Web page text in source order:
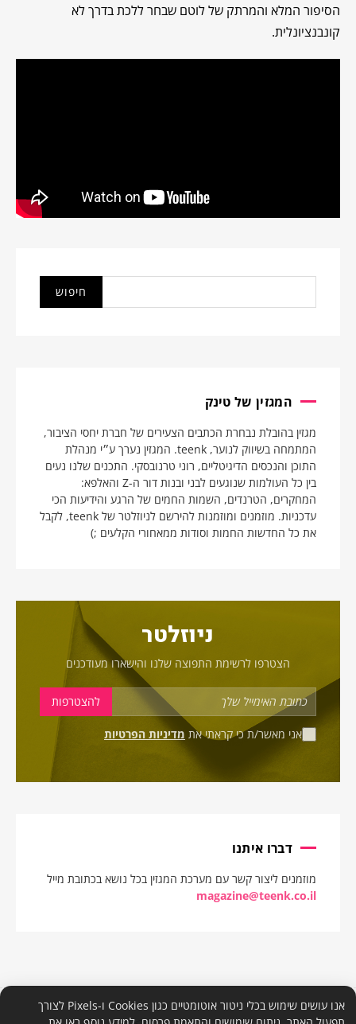
הסיפור המלא והמרתק של לוטם שבחר ללכת בדרך לא
קונבנציונלית.
המגזין של טינק
מגזין בהובלת נבחרת הכתבים הצעירים של חברת יחסי הציבור,
המתמחה בשיווק לנוער, teenk. המגזין נערך ע״י מנהלת
התוכן והנכסים הדיגיטליים, רוני טרנובסקי. התכנים שלנו נעים
בין כל העולמות שנוגעים לבני ובנות דור ה-Z והאלפא:
המחקרים, הטרנדים, השמות החמים של הרגע והידיעות הכי
עדכניות. מוזמנים ומוזמנות להירשם לניוזלטר של teenk, לקבל
את כל החדשות החמות וסודות ממאחורי הקלעים ;)
ניוזלטר
הצטרפו לרשימת התפוצה שלנו והישארו מעודכנים
אני מאשר/ת כי קראתי את מדיניות הפרטיות
דברו איתנו
מוזמנים ליצור קשר עם מערכת המגזין בכל נושא בכתובת מייל
magazine@teenk.co.il
אנו עושים שימוש בכלי ניטור אוטומטיים כגון Cookies ו-Pixels לצורך